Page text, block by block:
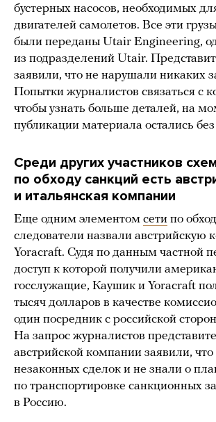
бустерных насосов, необходимых
двигателей самолетов. Все эти
были переданы Utair Engineering,
из подразделений Utair.
заявили, что не нарушали никаких
Попытки журналистов связаться с
чтобы узнать больше деталей, на
публикации материала остались без
Среди других участников
по обходу санкций есть
и итальянская компании
Еще одним элементом сети по
следователи назвали австрийскую
Yoracraft. Судя по данным частной
доступ к которой получили
госслужащие, Каушик и Yoracraft
тысяч долларов в качестве
один посредник с российской
На запрос журналистов
австрийской компании заявили,
незаконных сделок и не знали о
по транспортировке санкционных
в Россию.